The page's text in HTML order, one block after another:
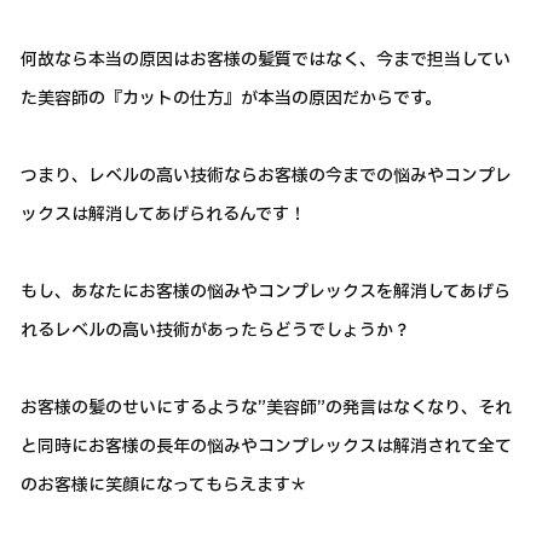
何故なら本当の原因はお客様の髪質ではなく、今まで担当してい
た美容師の『カットの仕方』が本当の原因だからです。
つまり、レベルの高い技術ならお客様の今までの悩みやコンプレ
ックスは解消してあげられるんです！
もし、あなたにお客様の悩みやコンプレックスを解消してあげら
れるレベルの高い技術があったらどうでしょうか？
お客様の髪のせいにするような”美容師”の発言はなくなり、それ
と同時にお客様の長年の悩みやコンプレックスは解消されて全て
のお客様に笑顔になってもらえます＊